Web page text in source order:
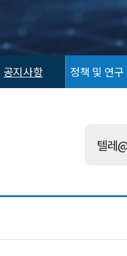
공지사항 정책 및 연